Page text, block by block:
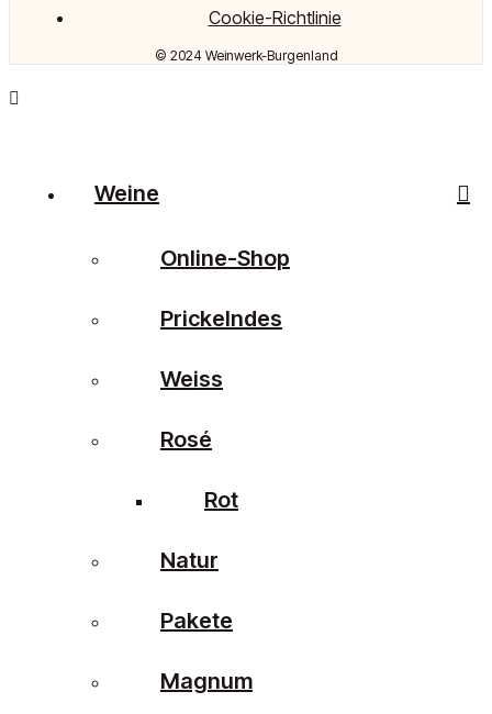
© 2024 Weinwerk-Burgenland
Cookie-Richtlinie
Weine
Online-Shop
Prickelndes
Weiss
Rosé
Rot
Natur
Pakete
Magnum